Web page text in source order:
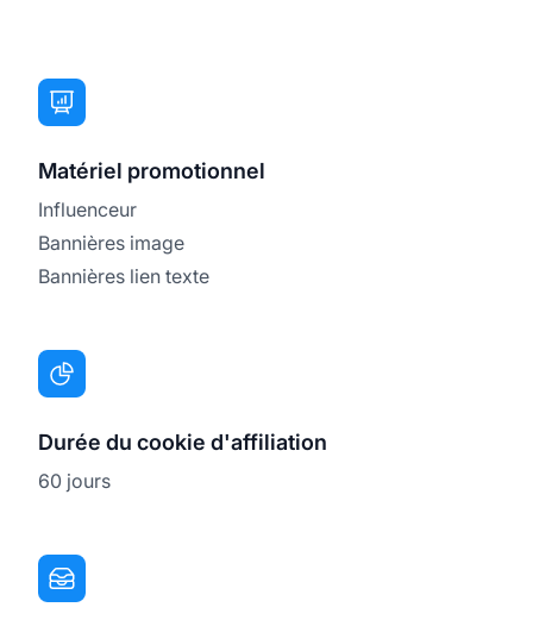
Matériel promotionnel
Influenceur
Bannières image
Bannières lien texte
Durée du cookie d'affiliation
60 jours